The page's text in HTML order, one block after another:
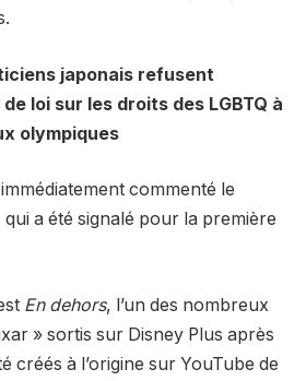
japonais refusent
loi sur les droits des LGBTQ à
olympiques
commenté le
a été signalé pour la première
En dehors, l’un des nombreux
» sortis sur Disney Plus après
créés à l’origine sur YouTube de